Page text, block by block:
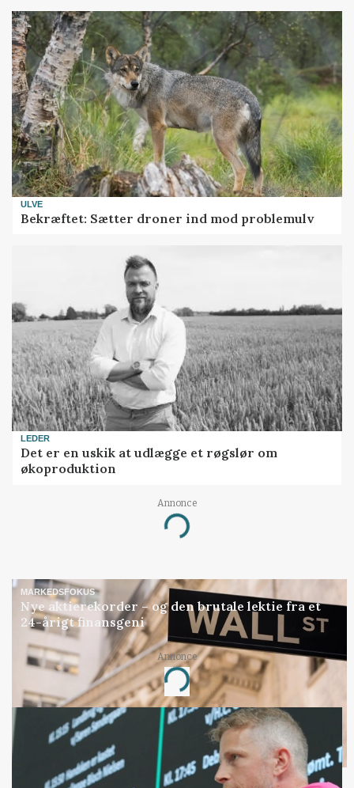
ULVE
Bekræftet: Sætter droner ind mod problemulv
LEDER
Det er en uskik at udlægge et røgslør om
økoproduktion
Annonce
Loading...
MARKEDSFOKUS
Nye aktierekorder – og den brutale lektie fra et
24-årigt finansgeni
Annonce
Loading...